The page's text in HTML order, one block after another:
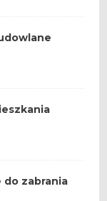
do zabrania